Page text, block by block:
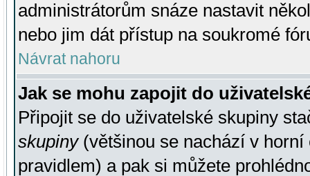
administrátorům snáze nastavit
nebo jim dát přístup na soukromé
Návrat nahoru
Jak se mohu zapojit do
Připojit se do uživatelské skupiny
skupiny(většinou se nachází v horní
pravidlem) a pak si můžete